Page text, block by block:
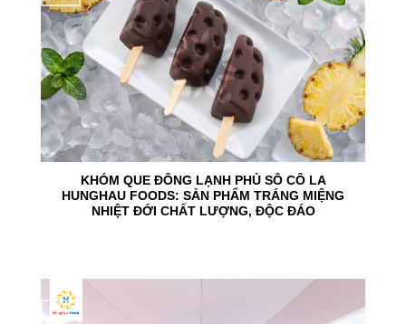
KHÓM QUE ĐÔNG LẠNH PHỦ SÔ CÔ LA
HUNGHAU FOODS: SẢN PHẨM TRÁNG MIỆNG
NHIỆT ĐỚI CHẤT LƯỢNG, ĐỘC ĐÁO
24